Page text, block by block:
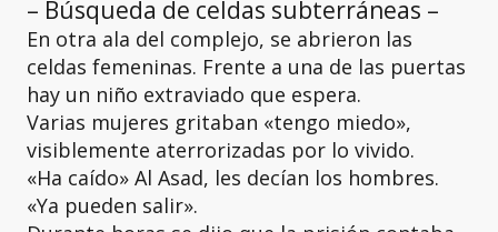
– Búsqueda de celdas subterráneas –
En otra ala del complejo, se abrieron las
celdas femeninas. Frente a una de las puertas
hay un niño extraviado que espera.
Varias mujeres gritaban «tengo miedo»,
visiblemente aterrorizadas por lo vivido.
«Ha caído» Al Asad, les decían los hombres.
«Ya pueden salir».